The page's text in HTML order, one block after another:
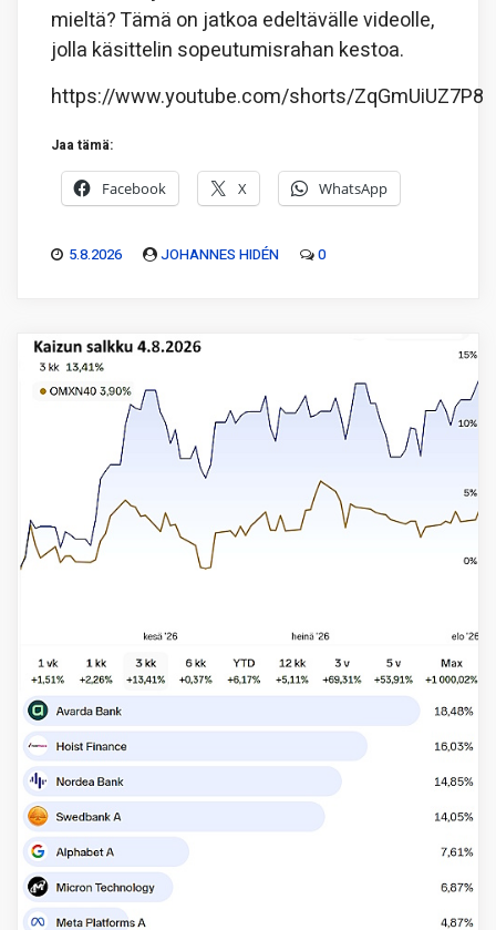
mieltä? Tämä on jatkoa edeltävälle videolle,
jolla käsittelin sopeutumisrahan kestoa.
https://www.youtube.com/shorts/ZqGmUiUZ7P8
Jaa tämä:
Facebook X WhatsApp
5.8.2026 JOHANNES HIDÉN 0